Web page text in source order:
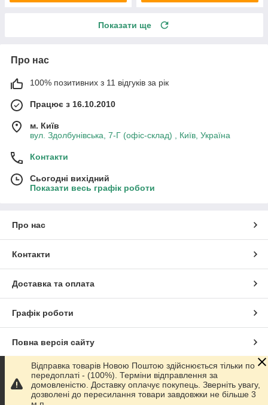
Показати ще
Про нас
100% позитивних з 11 відгуків за рік
Працює з 16.10.2010
м. Київ
вул. Здолбунівська, 7-Г (офіс-склад) , Київ, Україна
Контакти
Сьогодні вихідний
Показати весь графік роботи
Про нас
Контакти
Доставка та оплата
Графік роботи
Повна версія сайту
Сайт створено на маркетплейсіProm.ua
Політика конфіденційності
Відправка товарів Новою Поштою здійснюється тільки по
передоплаті - (100%). Терміни відправлення за
домовленістю. Доставку оплачує покупець. Зверніть увагу,
дозволені до пересилання товари завдовжки не більше 3